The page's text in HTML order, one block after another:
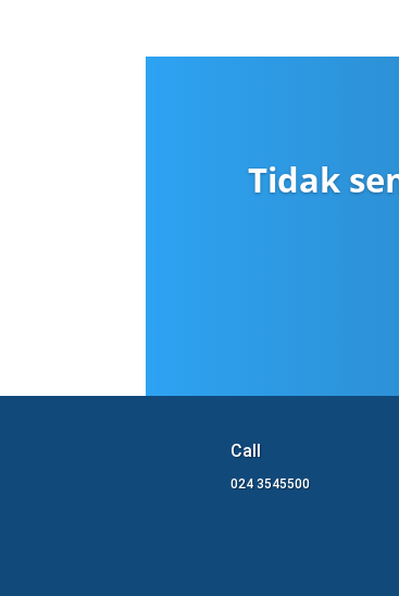
Tidak
Call
024 3545500